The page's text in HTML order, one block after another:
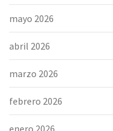
mayo 2026
abril 2026
marzo 2026
febrero 2026